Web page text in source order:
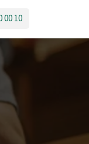
00 10